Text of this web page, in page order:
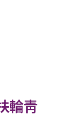
輪靑